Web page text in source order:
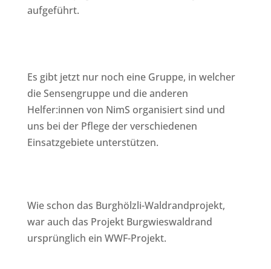
aufgeführt.
Es gibt jetzt nur noch eine Gruppe, in welcher
die Sensengruppe und die anderen
Helfer:innen von NimS organisiert sind und
uns bei der Pflege der verschiedenen
Einsatzgebiete unterstützen.
Wie schon das Burghölzli-Waldrandprojekt,
war auch das Projekt Burgwieswaldrand
ursprünglich ein WWF-Projekt.